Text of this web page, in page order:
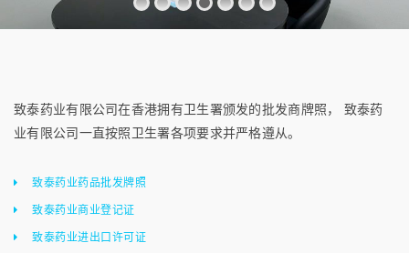
致泰药业有限公司在香港拥有卫生署颁发的批发商牌照， 致泰药
业有限公司一直按照卫生署各项要求并严格遵从。
致泰药业药品批发牌照
致泰药业商业登记证
致泰药业进出口许可证